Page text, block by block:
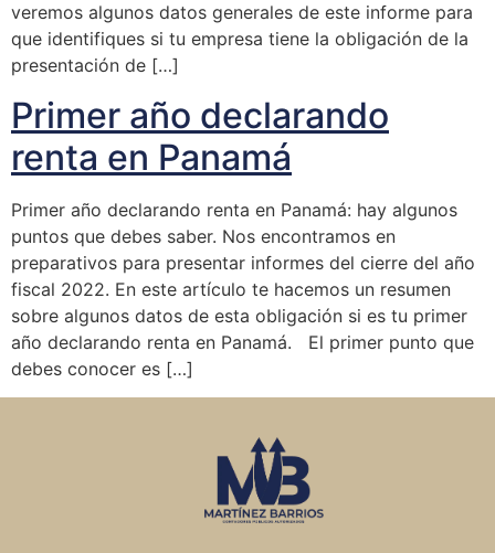
veremos algunos datos generales de este informe para
que identifiques si tu empresa tiene la obligación de la
presentación de […]
Primer año declarando
renta en Panamá
Primer año declarando renta en Panamá: hay algunos
puntos que debes saber. Nos encontramos en
preparativos para presentar informes del cierre del año
fiscal 2022. En este artículo te hacemos un resumen
sobre algunos datos de esta obligación si es tu primer
año declarando renta en Panamá. El primer punto que
debes conocer es […]